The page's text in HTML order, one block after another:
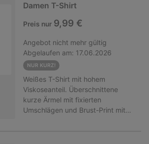
günstigste Artikel auf die
angerechnet! Nur gültig für Ware
mit diesem Hinweis. Nicht
kombinierbar mit anderen
(Aktions-)Rabatten.
Damen T-Shirt
Preis nur 9,99 €
Angebot nicht mehr gültig
Abgelaufen am: 17.06.2026
NUR KURZ!
Weißes T-Shirt mit hohem
Viskoseanteil. Überschnittene
kurze Ärmel mit fixierten
Umschlägen und Brust-Print mit